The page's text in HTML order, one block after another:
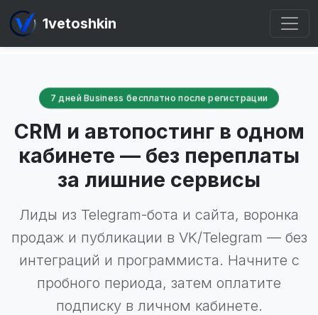
1vetoshkin
7 дней Business бесплатно после регистрации
CRM и автопостинг в одном
кабинете — без переплаты
за лишние сервисы
Лиды из Telegram-бота и сайта, воронка
продаж и публикации в VK/Telegram — без
интеграций и программиста. Начните с
пробного периода, затем оплатите
подписку в личном кабинете.